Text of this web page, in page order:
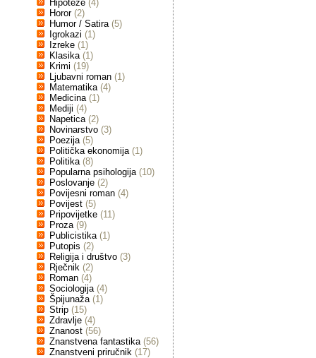
Hipoteze (4)
Horor (2)
Humor / Satira (5)
Igrokazi (1)
Izreke (1)
Klasika (1)
Krimi (19)
Ljubavni roman (1)
Matematika (4)
Medicina (1)
Mediji (4)
Napetica (2)
Novinarstvo (3)
Poezija (5)
Politička ekonomija (1)
Politika (8)
Popularna psihologija (10)
Poslovanje (2)
Povijesni roman (4)
Povijest (5)
Pripovijetke (11)
Proza (9)
Publicistika (1)
Putopis (2)
Religija i društvo (3)
Rječnik (2)
Roman (4)
Sociologija (4)
Špijunaža (1)
Strip (15)
Zdravlje (4)
Znanost (56)
Znanstvena fantastika (56)
Znanstveni priručnik (17)